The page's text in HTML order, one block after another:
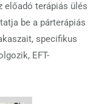
előadó terápiás ülés
be a párterápiás
specifikus
EFT-